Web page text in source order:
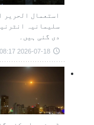
استعمال الحریر
سلیمانیہ
دی گئی ہیں۔
2026-07-18 08:17